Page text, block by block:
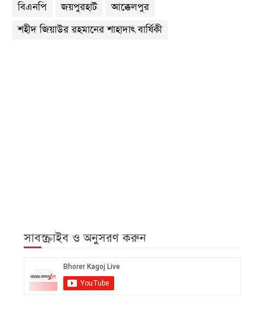
বিএনপি জয়পুরহাট
আক্কেলপুর
শহীদ জিয়াউর রহমানের শাহাদাৎ বার্ষিকী
সাবস্ক্রাইব ও অনুসরণ করুন